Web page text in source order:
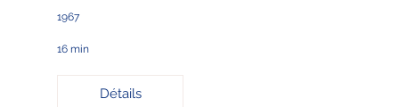
1967
16 min
Détails